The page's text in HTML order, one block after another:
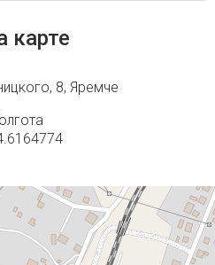
карте
8, Яремче